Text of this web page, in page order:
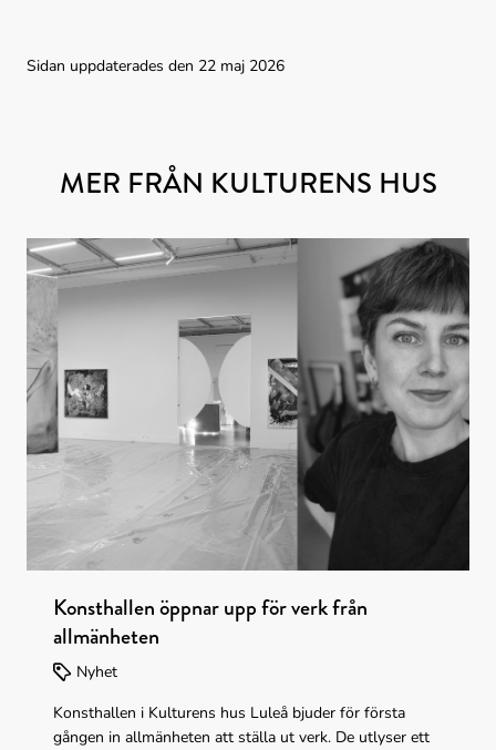
Sidan uppdaterades den 22 maj 2026
MER FRÅN KULTURENS HUS
Konsthallen öppnar upp för verk från
allmänheten
Nyhet
Konsthallen i Kulturens hus Luleå bjuder för första
gången in allmänheten att ställa ut verk. De utlyser ett